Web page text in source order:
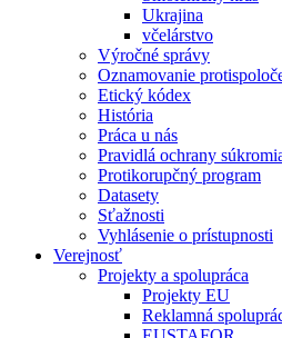
Ukrajina
včelárstvo
Výročné správy
Oznamovanie
Etický kódex
História
Práca u nás
Pravidlá ochrany
Protikorupčný program
Datasety
Sťažnosti
Vyhlásenie o prístupnosti
Verejnosť
Projekty a spolupráca
Projekty EU
Reklamná